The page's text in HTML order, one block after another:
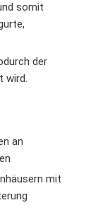
somit
der
wird.
an
mit